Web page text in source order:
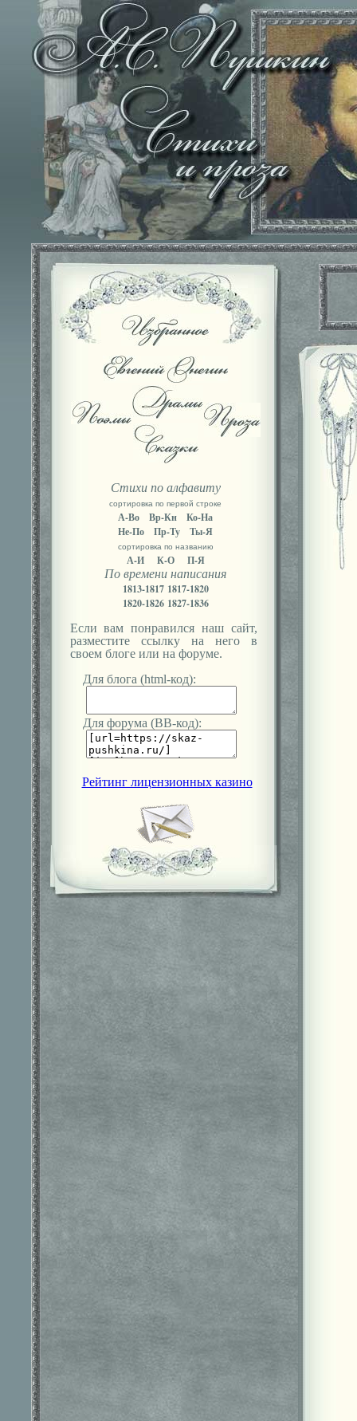
Стихи по алфавиту
сортировка по первой строке
А-Во Вр-Кн
Ко-На
Не-По
Пр-Ту Ты-Я
сортировка по названию
А-И К-О
П-Я
По времени написания
1813-1817 1817-1820
1820-1826 1827-1836
Если вам понравился наш сайт,
разместите ссылку на него в
своем блоге или на форуме.
Для блога (html-код):
Для форума (ВВ-код):
Рейтинг лицензионных казино